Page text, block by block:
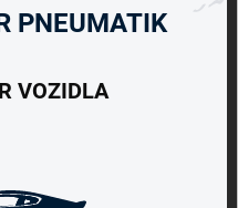
PNEUMATIK
VOZIDLA